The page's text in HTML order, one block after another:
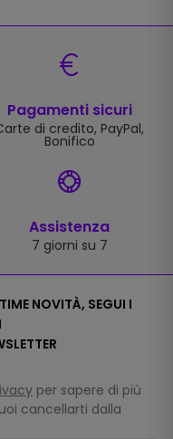
Pagamenti sicuri
di credito, PayPal,
Bonifico
Assistenza
7 giorni su 7
NOVITÀ, SEGUI I
per sapere di più
cancellarti dalla